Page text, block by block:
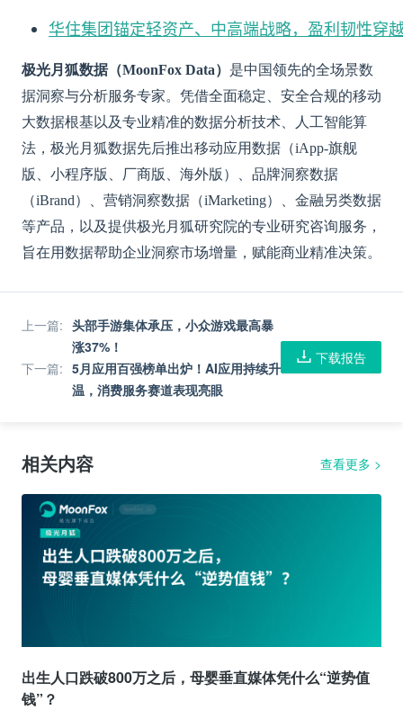
华住集团锚定轻资产、中高端战略，盈利韧性穿
极光月狐数据（MoonFox Data） 是中国领先的全场景数
据洞察与分析服务专家。凭借全面稳定、安全合规的移动
大数据根基以及专业精准的数据分析技术、人工智能算
法，极光月狐数据先后推出移动应用数据（iApp-旗舰
版、小程序版、厂商版、海外版）、品牌洞察数据
（iBrand）、营销洞察数据（iMarketing）、金融另类数据
等产品，以及提供极光月狐研究院的专业研究咨询服务，
旨在用数据帮助企业洞察市场增量，赋能商业精准决策。
上一篇: 头部手游集体承压，小众游戏最高暴
涨37%！
下一篇: 5月应用百强榜单出炉！AI应用持续升
温，消费服务赛道表现亮眼
下载报告
相关内容 查看更多 >
出生人口跌破800万之后，母婴垂直媒体凭什么“逆势值
钱”？